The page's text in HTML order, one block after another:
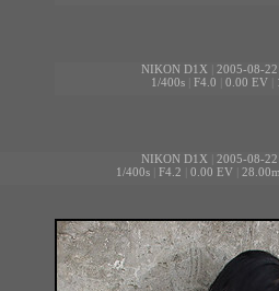
NIKON D1X
2005-08-
1/400s| F4.0 0.00 EV|
NIKON D1X
2005-08-
1/400s| F4.2 0.00 EV|